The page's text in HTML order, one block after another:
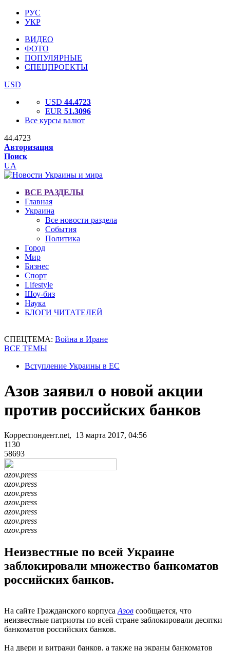
РУС
УКР
ВИДЕО
ФОТО
ПОПУЛЯРНЫЕ
СПЕЦПРОЕКТЫ
USD
USD 44.4723
EUR 51.3096
Все курсы валют
44.4723
Авторизация
Поиск
UA
ВСЕ РАЗДЕЛЫ
Главная
Украина
Все новости раздела
События
Политика
Город
Мир
Бизнес
Спорт
Lifestyle
Шоу-биз
Наука
БЛОГИ ЧИТАТЕЛЕЙ
СПЕЦТЕМА: Война в Иране
ВСЕ ТЕМЫ
Вступление Украины в ЕС
Азов заявил о новой акции
против российских банков
Корреспондент.net, 13 марта 2017, 04:56
1130
58693
azov.press
azov.press
azov.press
azov.press
azov.press
azov.press
azov.press
Неизвестные по всей Украине
заблокировали множество банкоматов
российских банков.
На сайте Гражданского корпуса Азов сообщается, что
неизвестные патриоты по всей стране заблокировали десятки
банкоматов российских банков.
На двери и витражи банков, а также на экраны банкоматов